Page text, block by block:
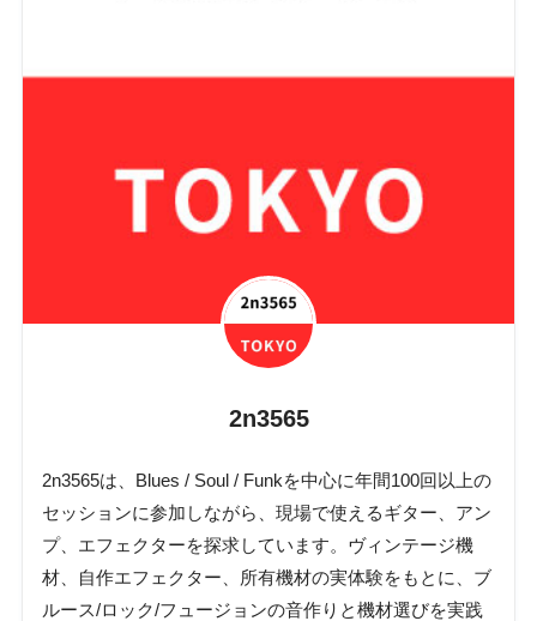
2n3565
2n3565は、Blues / Soul / Funkを中心に年間100回以上の
セッションに参加しながら、現場で使えるギター、アン
プ、エフェクターを探求しています。ヴィンテージ機
材、自作エフェクター、所有機材の実体験をもとに、ブ
ルース/ロック/フュージョンの音作りと機材選びを実践